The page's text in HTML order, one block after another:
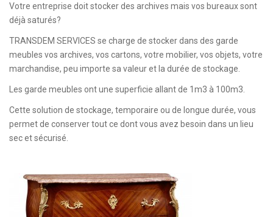
Votre entreprise doit stocker des archives mais vos bureaux sont
déjà saturés?
TRANSDEM SERVICES se charge de stocker dans des garde
meubles vos archives, vos cartons, votre mobilier, vos objets, votre
marchandise, peu importe sa valeur et la durée de stockage.
Les garde meubles ont une superficie allant de 1m3 à 100m3.
Cette solution de stockage, temporaire ou de longue durée, vous
permet de conserver tout ce dont vous avez besoin dans un lieu
sec et sécurisé.